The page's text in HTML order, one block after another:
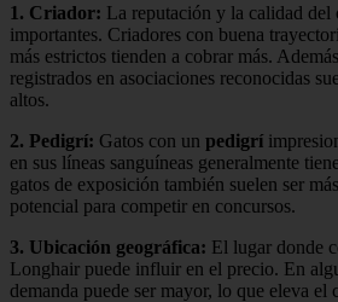
1. Criador: La reputación y la calidad del
importantes. Criadores con buena
más estrictos tienden a cobrar más.
registrados en asociaciones reconocidas
altos.
2. Pedigrí: Gatos con un pedigrí
en sus líneas sanguíneas generalmente
gatos de exposición también suelen ser
potencial para competir en concursos.
3. Ubicación geográfica: El lugar donde
Longhair puede influir en el precio. En
demanda puede ser mayor, lo que eleva el